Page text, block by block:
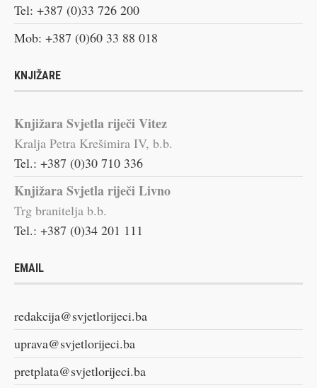
Tel: +387 (0)33 726 200
Mob: +387 (0)60 33 88 018
KNJIŽARE
Knjižara Svjetla riječi Vitez
Kralja Petra Krešimira IV, b.b.
Tel.: +387 (0)30 710 336
Knjižara Svjetla riječi Livno
Trg branitelja b.b.
Tel.: +387 (0)34 201 111
EMAIL
redakcija@svjetlorijeci.ba
uprava@svjetlorijeci.ba
pretplata@svjetlorijeci.ba